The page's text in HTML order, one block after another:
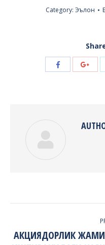
Category: Эълон
Share
NAVIGATION
АКЦИЯДОРЛИК